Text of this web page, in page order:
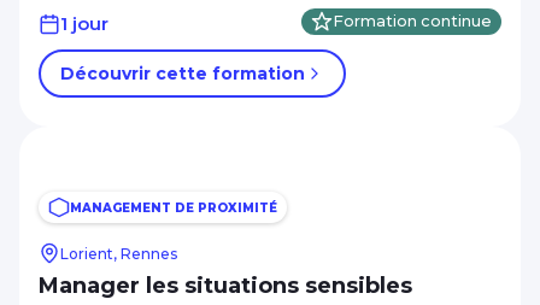
1 jour
Formation continue
Découvrir cette formation
MANAGEMENT DE PROXIMITÉ
Lorient, Rennes
Manager les situations sensibles